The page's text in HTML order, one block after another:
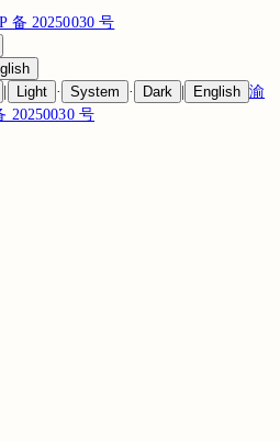
备 20250030 号
Light · System · Dark English 渝
20250030 号